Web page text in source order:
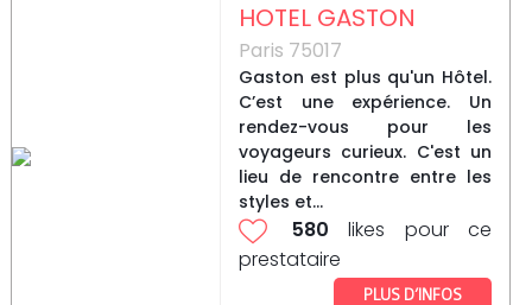
HOTEL GASTON
Paris 75017
Gaston est plus qu'un Hôtel.
C’est une expérience. Un
rendez-vous pour les
voyageurs curieux. C'est un
lieu de rencontre entre les
styles et...
580 likes pour ce
prestataire
PLUS D’INFOS